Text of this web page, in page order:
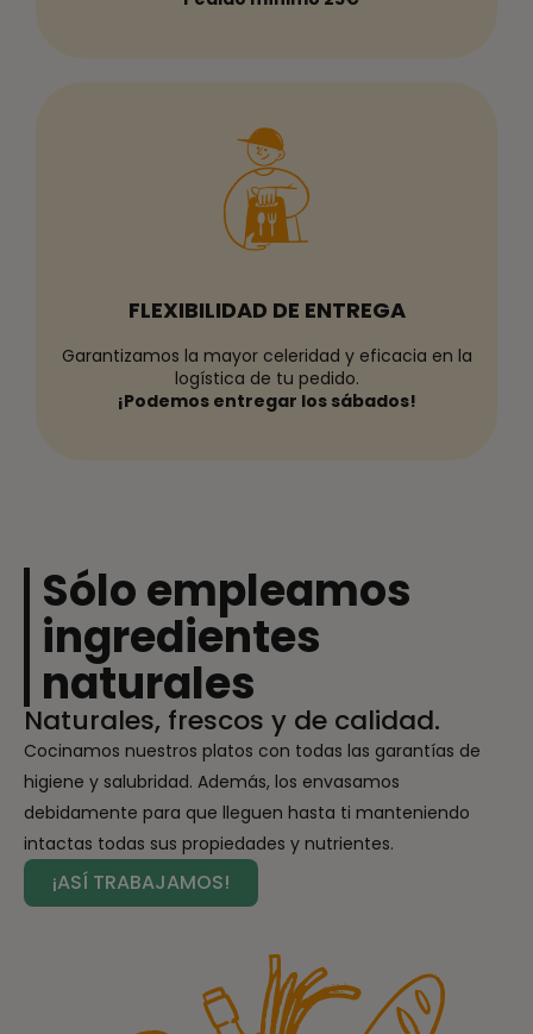
FLEXIBILIDAD DE ENTREGA
Garantizamos la mayor celeridad y eficacia en la
logística de tu pedido.
¡Podemos entregar los sábados!
Sólo empleamos
ingredientes
naturales
Naturales, frescos y de calidad.
Cocinamos nuestros platos con todas las garantías de
higiene y salubridad. Además, los envasamos
debidamente para que lleguen hasta ti manteniendo
intactas todas sus propiedades y nutrientes.
¡ASÍ TRABAJAMOS!